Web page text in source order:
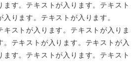
ます。テキストが入ります。テキスト
ります。テキストが入ります。
キストが入ります。テキストが入りま
。テキストが入ります。テキストが入
ます。テキストが入ります。テキスト